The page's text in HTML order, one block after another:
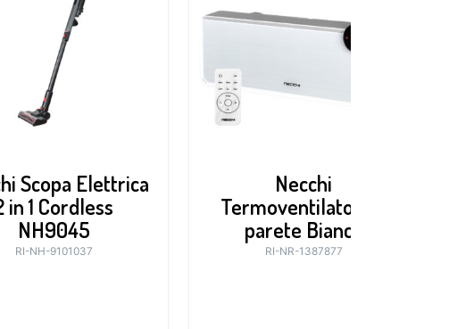
Scopa Elettrica
in 1 Cordless
NH9045
RI-NH-9101037
Necchi
Termoventilatore a
parete Bianco
RI-NR-1387877